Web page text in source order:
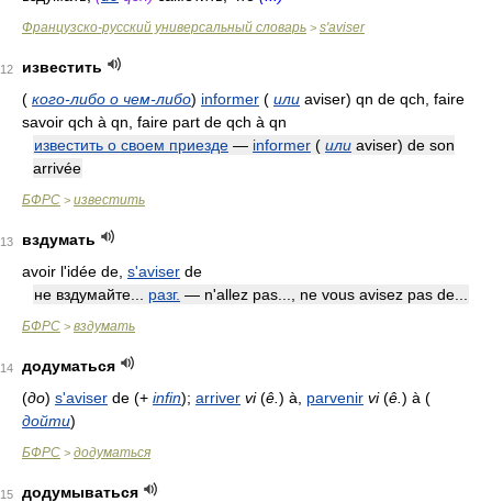
Французско-русский универсальный словарь > s'aviser
12
известить
( кого-либо о чем-либо) informer ( или aviser) qn de qch, faire
savoir qch à qn, faire part de qch à qn
известить о своем приезде — informer ( или aviser) de son
arrivée
БФРС > известить
13
вздумать
avoir l'idée de, s'aviser de
не вздумайте... разг. — n'allez pas..., ne vous avisez pas de...
БФРС > вздумать
14
додуматься
(до) s'aviser de (+ infin); arriver vi(ê. ) à, parvenir vi(ê. ) à (
дойти)
БФРС > додуматься
15
додумываться